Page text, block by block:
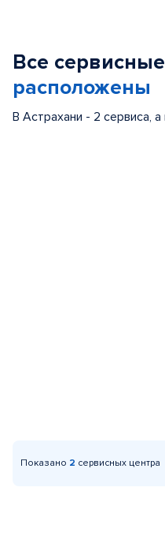
Все
расположены
В Астрахани - 2 сервиса,
Показано 2 сервисных центра